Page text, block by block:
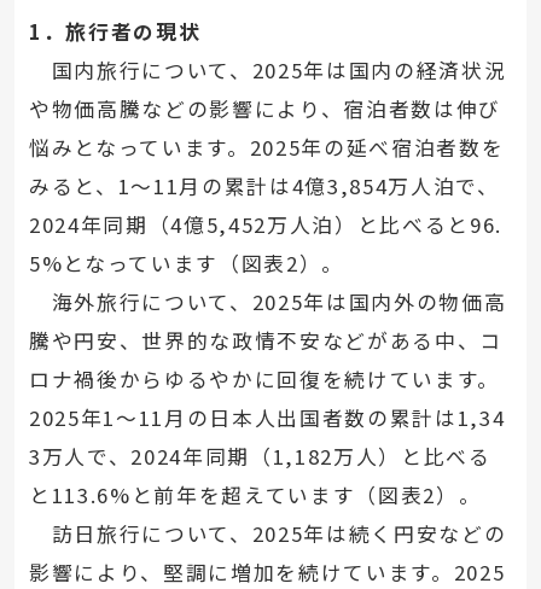
1．旅行者の現状
国内旅行について、2025年は国内の経済状況
や物価高騰などの影響により、宿泊者数は伸び
悩みとなっています。2025年の延べ宿泊者数を
みると、1～11月の累計は4億3,854万人泊で、
2024年同期（4億5,452万人泊）と比べると96.
5%となっています（図表2）。
海外旅行について、2025年は国内外の物価高
騰や円安、世界的な政情不安などがある中、コ
ロナ禍後からゆるやかに回復を続けています。
2025年1～11月の日本人出国者数の累計は1,34
3万人で、2024年同期（1,182万人）と比べる
と113.6%と前年を超えています（図表2）。
訪日旅行について、2025年は続く円安などの
影響により、堅調に増加を続けています。2025